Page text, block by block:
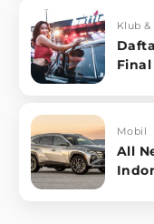
Klub
Mobil
All